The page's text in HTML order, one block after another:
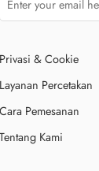
Privasi & Cookie
Layanan Percetakan
Cara Pemesanan
Tentang Kami